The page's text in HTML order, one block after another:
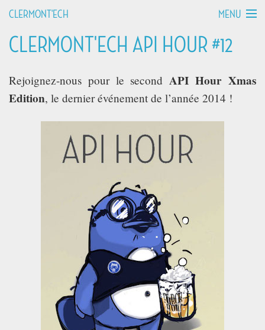
CLERMONT'ECH MENU
MANIFESTO
API HOURS
ASSOCIATION
CLERMONT'ECH API HOUR #12
Rejoignez-nous pour le secondAPI Hour Xmas
Edition, le dernier événement de l’année 2014 !